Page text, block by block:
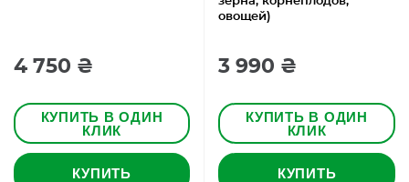
4 750 ₴
КУПИТЬ В ОДИН
КЛИК
КУПИТЬ
овощей)
3 990 ₴
КУПИТЬ В ОДИН
КЛИК
КУПИТЬ